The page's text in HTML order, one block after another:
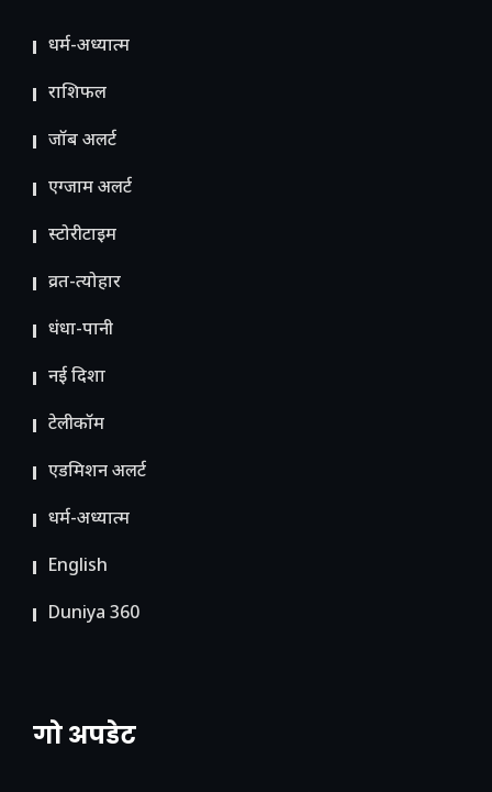
धर्म-अध्यात्म
राशिफल
जॉब अलर्ट
एग्जाम अलर्ट
स्टोरीटाइम
व्रत-त्योहार
धंधा-पानी
नई दिशा
टेलीकॉम
ए​डमिशन अलर्ट
धर्म-अध्यात्म
English
Duniya 360
गो अपडेट